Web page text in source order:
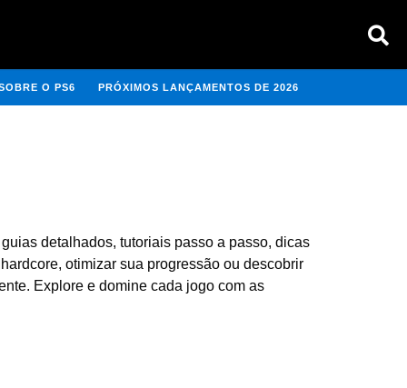
O PS6 PRÓXIMOS LANÇAMENTOS DE 2026
detalhados, tutoriais passo a passo, dicas
otimizar sua progressão ou descobrir
Explore e domine cada jogo com as